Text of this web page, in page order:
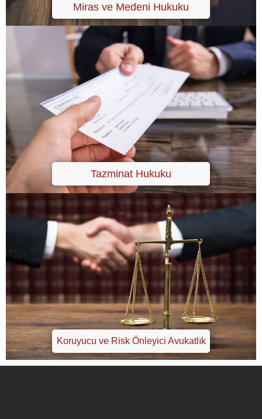
Miras ve Medeni Hukuku
Tazminat Hukuku
Koruyucu ve Risk Önleyici Avukatlık